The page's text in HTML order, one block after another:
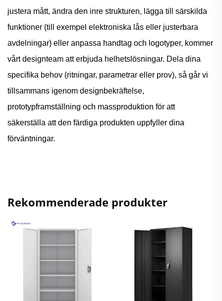
justera mått, ändra den inre strukturen, lägga till särskilda
funktioner (till exempel elektroniska lås eller justerbara
avdelningar) eller anpassa handtag och logotyper, kommer
vårt designteam att erbjuda helhetslösningar. Dela dina
specifika behov (ritningar, parametrar eller prov), så går vi
tillsammans igenom designbekräftelse,
prototypframställning och massproduktion för att
säkerställa att den färdiga produkten uppfyller dina
förväntningar.
Rekommenderade produkter